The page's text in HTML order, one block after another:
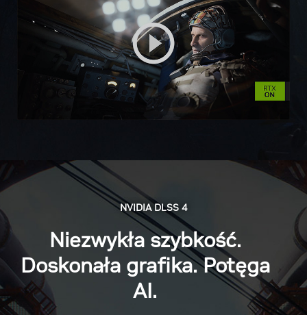
NVIDIA DLSS 4
Niezwykła szybkość.
Doskonała grafika. Potęga
AI.